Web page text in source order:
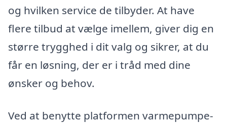
og hvilken service de tilbyder. At have
flere tilbud at vælge imellem, giver dig en
større trygghed i dit valg og sikrer, at du
får en løsning, der er i tråd med dine
ønsker og behov.
Ved at benytte platformen varmepumpe-